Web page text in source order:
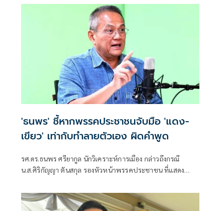
'ธนพร' ชี้หากพรรคประชาชนจับมือ 'แดง-
เขียว' เท่ากับทำลายตัวเอง ผิดคำพูด
รศ.ดร.ธนพร ศรียากูล นักวิเคราะห์การเมือง กล่าวถึงกรณี
น.ส.ศิริกัญญา ตันสกุล รองหัวหน้าพรรคประชาชน ที่แสดง
พรรคภูมิใจไทย ก็จำเป็นต้องพูดคุยกับพรรคประชาชนด้วยว่า